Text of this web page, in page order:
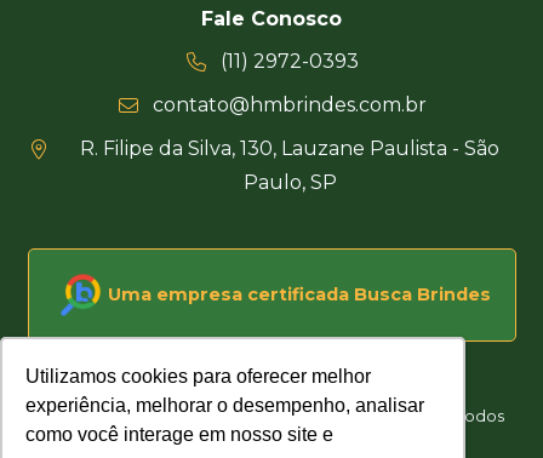
Utilizamos cookies para oferecer melhor
experiência, melhorar o desempenho, analisar
como você interage em nosso site e
Utilizamos cookies para oferecer melhor
experiência, melhorar o desempenho, analisar
como você interage em nosso site e
Fale Conosco
(11) 2972-0393
contato@hmbrindes.com.br
R. Filipe da Silva, 130, Lauzane Paulista - São
Paulo, SP
Uma empresa certificada Busca Brindes
Hakuna Matata Brindes Corporativos Personalizados © Todos
os direitos reservados